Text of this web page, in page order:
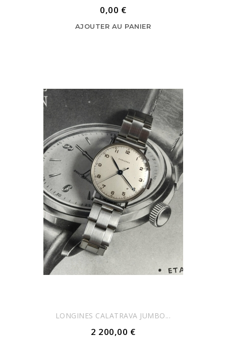
0,00 €
AJOUTER AU PANIER
LONGINES CALATRAVA JUMBO...
2 200,00 €